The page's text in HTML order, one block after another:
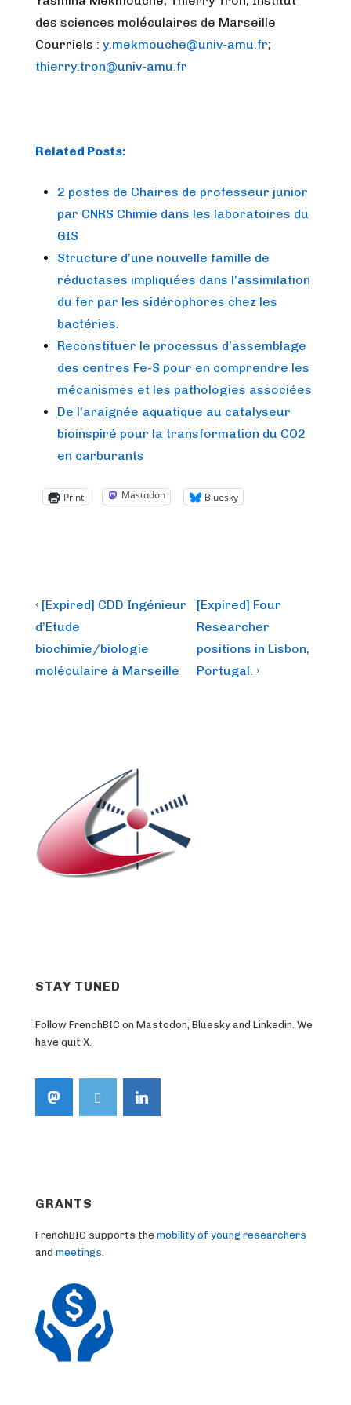
des sciences moléculaires de Marseille
Courriels : y.mekmouche@univ-amu.fr;
thierry.tron@univ-amu.fr
Related Posts:
2 postes de Chaires de professeur junior
par CNRS Chimie dans les laboratoires du
GIS
Structure d’une nouvelle famille de
réductases impliquées dans l’assimilation
du fer par les sidérophores chez les
bactéries.
Reconstituer le processus d’assemblage
des centres Fe-S pour en comprendre les
mécanismes et les pathologies associées
De l’araignée aquatique au catalyseur
bioinspiré pour la transformation du CO2
en carburants
Print Mastodon Bluesky
Post
navigation
Previous
Post
is
‹ [Expired] CDD Ingénieur
d’Etude
biochimie/biologie
moléculaire à Marseille
Next
Post
is
[Expired] Four
Researcher
positions in Lisbon,
Portugal. ›
STAY TUNED
Follow FrenchBIC on Mastodon, Bluesky and Linkedin. We
have quit X.
GRANTS
FrenchBIC supports the mobility of young researchers
and meetings